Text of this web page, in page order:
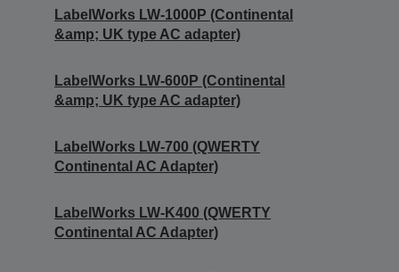
LabelWorks LW-1000P (Continental
&amp; UK type AC adapter)
LabelWorks LW-600P (Continental
&amp; UK type AC adapter)
LabelWorks LW-700 (QWERTY
Continental AC Adapter)
LabelWorks LW-K400 (QWERTY
Continental AC Adapter)